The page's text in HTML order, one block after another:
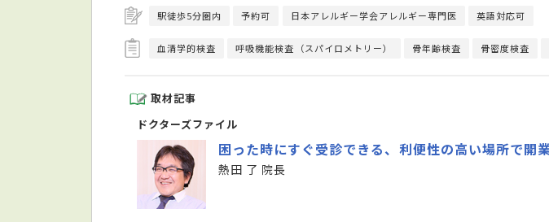
駅徒歩5分圏内 予約可 日本アレルギー学会アレルギー専門医 英語対応可
血清学的検査 呼吸機能検査（スパイロメトリー） 骨年齢検査 骨密度検査
取材記事
ドクターズファイル
困った時にすぐ受診できる、利便性の高い場所で開
熱田 了 院長